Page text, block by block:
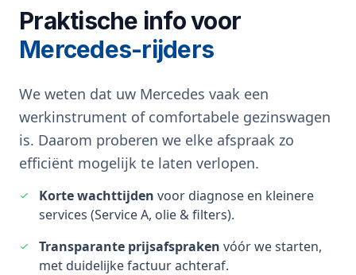
Praktische info voor
Mercedes-rijders
We weten dat uw Mercedes vaak een
werkinstrument of comfortabele gezinswagen
is. Daarom proberen we elke afspraak zo
efficiënt mogelijk te laten verlopen.
Korte wachttijden voor diagnose en kleinere
services (Service A, olie & filters).
Transparante prijsafspraken vóór we starten,
met duidelijke factuur achteraf.